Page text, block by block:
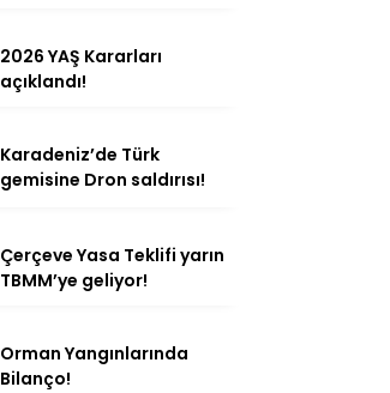
2026 YAŞ Kararları
açıklandı!
Karadeniz’de Türk
gemisine Dron saldırısı!
Çerçeve Yasa Teklifi yarın
TBMM’ye geliyor!
Orman Yangınlarında
Bilanço!